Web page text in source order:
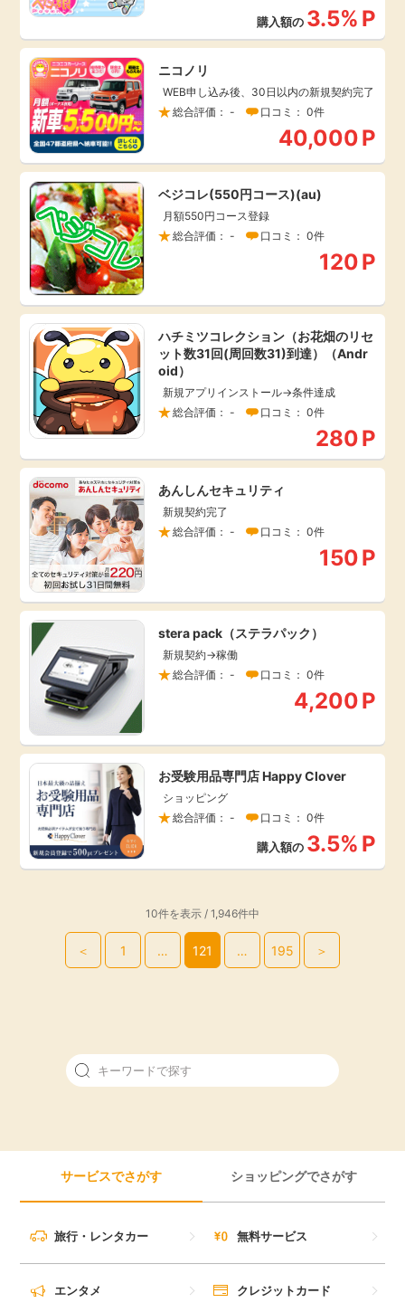
毎日ゲット
特集一覧
GMOポイ活の使い方
ヘルプセンター
購入額の 3.5% P
ニコノリ
WEB申し込み後、30日以内の新規契約完了
総合評価： -
口コミ： 0件
40,000P
ベジコレ(550円コース)(au)
月額550円コース登録
総合評価： -
口コミ： 0件
120P
ハチミツコレクション（お花畑のリセ
ット数31回(周回数31)到達）（Andr
oid）
新規アプリインストール→条件達成
総合評価： -
口コミ： 0件
280P
あんしんセキュリティ
新規契約完了
総合評価： -
口コミ： 0件
150P
stera pack（ステラパック）
新規契約→稼働
総合評価： -
口コミ： 0件
4,200P
お受験用品専門店 Happy Clover
ショッピング
総合評価： -
口コミ： 0件
購入額の 3.5% P
10件を表示 / 1,946件中
＜ 1 … 121 … 195 ＞
サービスでさがす ショッピングでさがす
旅行・レンタカー 無料サービス
エンタメ クレジットカード